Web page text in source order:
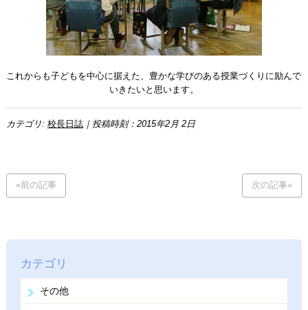
これからも子どもを中心に据えた、豊かな学びのある授業づくりに励んで
いきたいと思います。
カテゴリ: 校長日誌｜投稿時刻：2015年2月 2日
«前の記事 次の記事»
カテゴリ
その他